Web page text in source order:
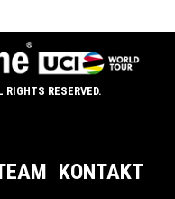
RESERVED.
KONTAKT